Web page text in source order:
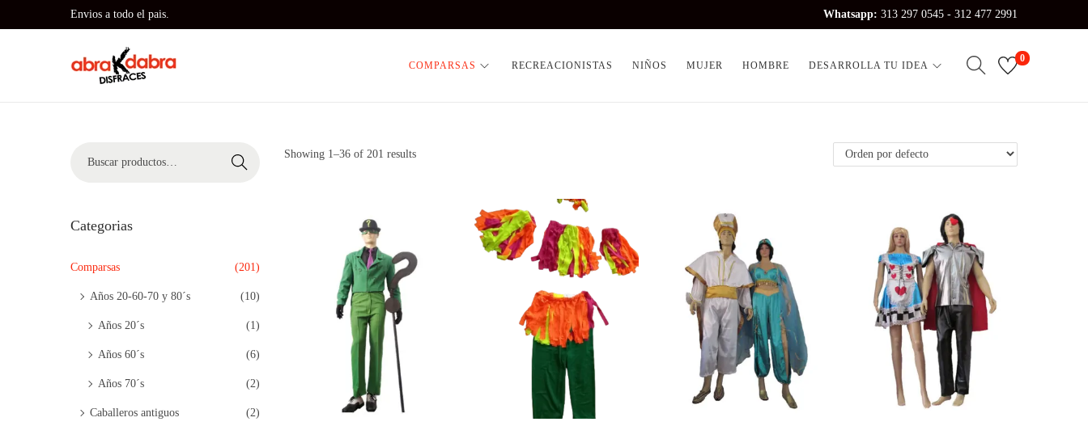
Envios a todo el pais. Whatsapp: 313 297 0545 - 312 477 2991
S
l
S
l
COMPARSAS RECREACIONISTAS NIÑOS MUJER HOMBRE DESARROLLA TU IDEA
0
Showing 1–36 of 201 results
q
e
Buscar
Categorias
Comparsas (201)
Años 20-60-70 y 80´s (10)
Años 20´s (1)
Años 60´s (6)
Años 70´s (2)
Caballeros antiguos (2)